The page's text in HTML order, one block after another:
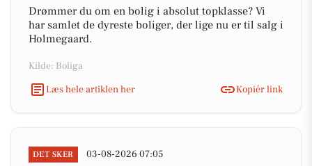
Drømmer du om en bolig i absolut topklasse? Vi
har samlet de dyreste boliger, der lige nu er til salg i
Holmegaard.
Kilde: Boliga
Læs hele artiklen her
Kopiér link
DET SKER 03-08-2026 07:05